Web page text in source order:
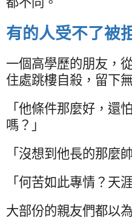
有的人受不了被
一個高學歷的朋友，
住處跳樓自殺，留下
「他條件那麼好，還
嗎？」
「沒想到他長的那麼
「何苦如此專情？天
大部份的親友們都以